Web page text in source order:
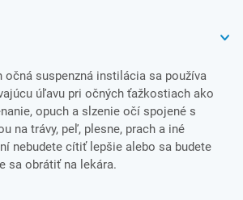
očná suspenzná instilácia sa používa
úľavu pri očných ťažkostiach ako
opuch a slzenie očí spojené s
na trávy, peľ, plesne, prach a iné
nebudete cítiť lepšie alebo sa budete
sa obrátiť na lekára.